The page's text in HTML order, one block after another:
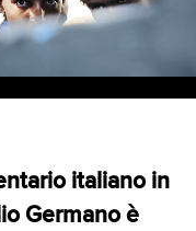
italiano in
Germano è